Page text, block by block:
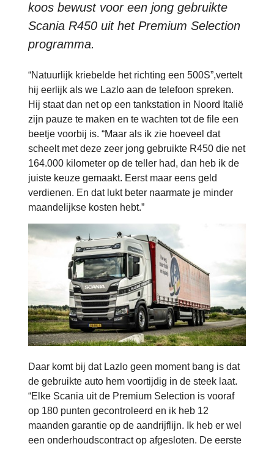
koos bewust voor een jong gebruikte
Scania R450 uit het Premium Selection
programma.
“Natuurlijk kriebelde het richting een 500S”,vertelt
hij eerlijk als we Lazlo aan de telefoon spreken.
Hij staat dan net op een tankstation in Noord Italië
zijn pauze te maken en te wachten tot de file een
beetje voorbij is. “Maar als ik zie hoeveel dat
scheelt met deze zeer jong gebruikte R450 die net
164.000 kilometer op de teller had, dan heb ik de
juiste keuze gemaakt. Eerst maar eens geld
verdienen. En dat lukt beter naarmate je minder
maandelijkse kosten hebt.”
Daar komt bij dat Lazlo geen moment bang is dat
de gebruikte auto hem voortijdig in de steek laat.
“Elke Scania uit de Premium Selection is vooraf
op 180 punten gecontroleerd en ik heb 12
maanden garantie op de aandrijflijn. Ik heb er wel
een onderhoudscontract op afgesloten. De eerste